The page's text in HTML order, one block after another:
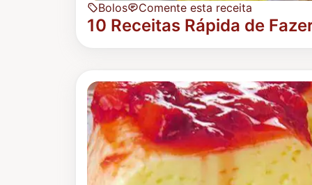
Bolos Comente esta receita
10 Receitas Rápida de